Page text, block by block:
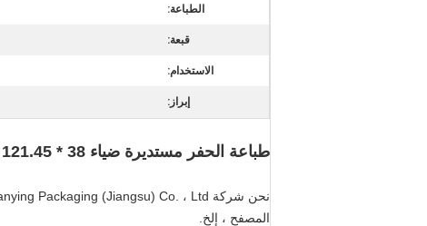
الطباعة:
قبعة:
الاستخدام:
إبراز:
طباعة الحفر مستديرة ضياء 38 * 121.45 مم أنبوب تغليف أغذية
المصفح ، إلخ.